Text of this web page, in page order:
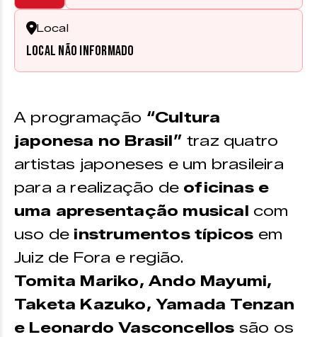
Local
Local não informado
A programação “Cultura
japonesa no Brasil” traz quatro
artistas japoneses e um brasileira
para a realização de oficinas e
uma apresentação musical com
uso de instrumentos típicos em
Juiz de Fora e região.
Tomita Mariko, Ando Mayumi,
Taketa Kazuko, Yamada Tenzan
e Leonardo Vasconcellos são os